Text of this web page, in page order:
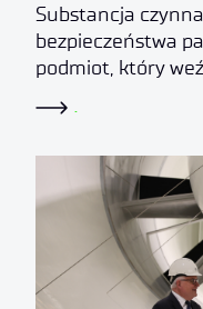
Substancja
bezpieczeństwa
podmiot, który